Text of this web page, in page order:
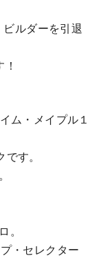
ルダーを引退
ム・メイプル１
す。
。
・セレクター